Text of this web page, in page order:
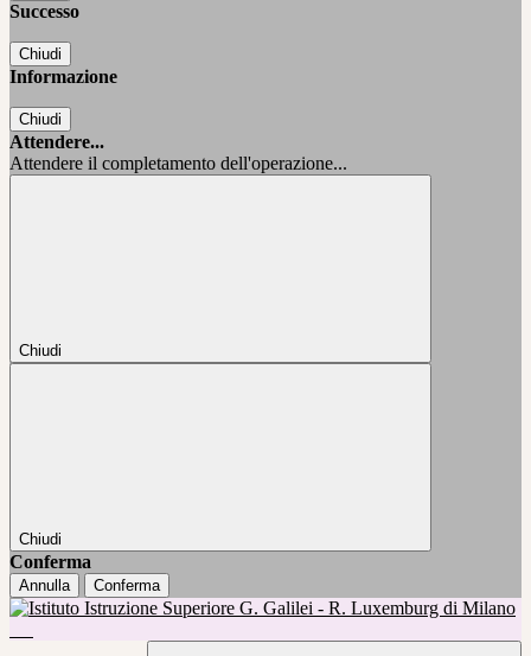
Successo
Chiudi
Informazione
Chiudi
Attendere...
Attendere il completamento dell'operazione...
Chiudi
Chiudi
Conferma
Annulla Conferma